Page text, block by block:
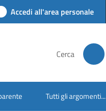
Accedi all'area personale
Cerca
Tutti gli argomenti...